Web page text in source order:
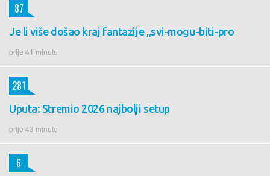
Je li više došao kraj fantazije „svi-mogu-biti-pro
prije 41 minutu
87
Uputa: Stremio 2026 najbolji setup
prije 43 minute
281
6